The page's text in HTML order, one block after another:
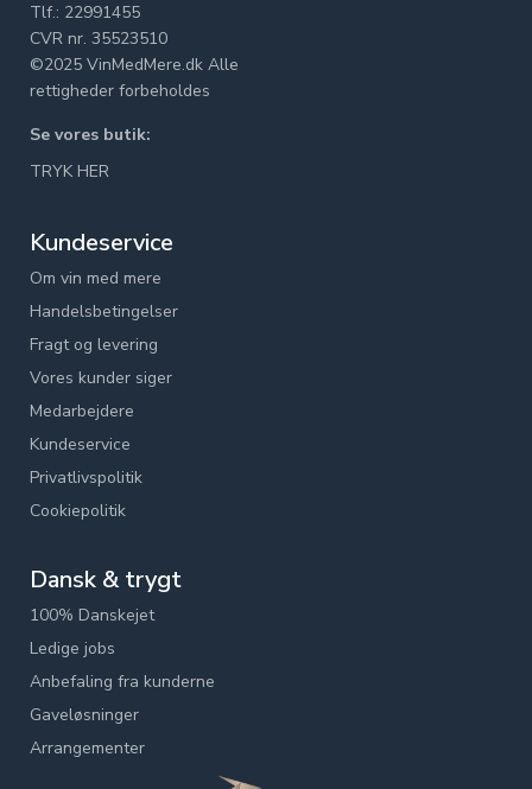
Tlf.: 22991455
CVR nr. 35523510
©2025 VinMedMere.dk Alle
rettigheder forbeholdes
Se vores butik:
TRYK HER
Kundeservice
Om vin med mere
Handelsbetingelser
Fragt og levering
Vores kunder siger
Medarbejdere
Kundeservice
Privatlivspolitik
Cookiepolitik
Dansk & trygt
100% Danskejet
Ledige jobs
Anbefaling fra kunderne
Gaveløsninger
Arrangementer